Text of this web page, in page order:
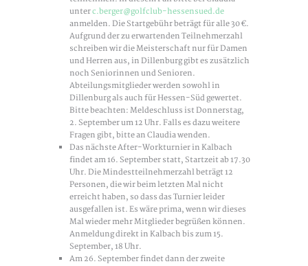
unterc.berger@golfclub-hessensued.de
anmelden. Die Startgebühr beträgt für alle 30 €.
Aufgrund der zu erwartenden Teilnehmerzahl
schreiben wir die Meisterschaft nur für Damen
und Herren aus, in Dillenburg gibt es zusätzlich
noch Seniorinnen und Senioren.
Abteilungsmitglieder werden sowohl in
Dillenburg als auch für Hessen-Süd gewertet.
Bitte beachten: Meldeschluss ist Donnerstag,
2. September um 12 Uhr. Falls es dazu weitere
Fragen gibt, bitte an Claudia wenden.
Das nächste After-Workturnier in Kalbach
findet am 16. September statt, Startzeit ab 17.30
Uhr. Die Mindestteilnehmerzahl beträgt 12
Personen, die wir beim letzten Mal nicht
erreicht haben, so dass das Turnier leider
ausgefallen ist. Es wäre prima, wenn wir dieses
Mal wieder mehr Mitglieder begrüßen können.
Anmeldung direkt in Kalbach bis zum 15.
September, 18 Uhr.
Am 26. September findet dann der zweite